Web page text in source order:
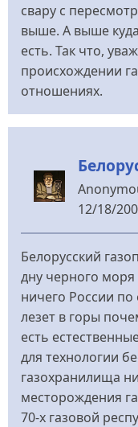
свару с
выше. А выше
есть. Так что,
происхождении
отношениях.
12/18/
Белорусский
дну черного
ничего России
лезет в горы
есть
для технологии
газохранилища
месторождения
70-х газовой